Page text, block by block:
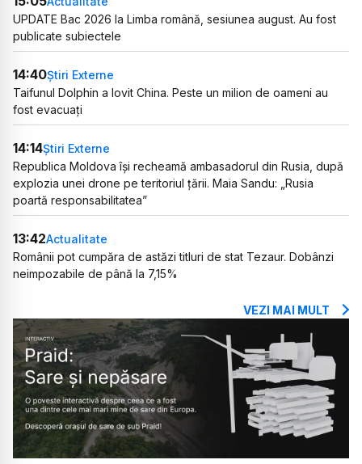
UPDATE Bac 2026 la Limba română, sesiunea august. Au fost
publicate subiectele
14:40Știri Externe
Taifunul Dolphin a lovit China. Peste un milion de oameni au
fost evacuați
14:14Știri Externe
Republica Moldova își recheamă ambasadorul din Rusia, după
explozia unei drone pe teritoriul țării. Maia Sandu: „Rusia
poartă responsabilitatea”
13:42Actualitate
Românii pot cumpăra de astăzi titluri de stat Tezaur. Dobânzi
neimpozabile de până la 7,15%
VEZI MAI MULT